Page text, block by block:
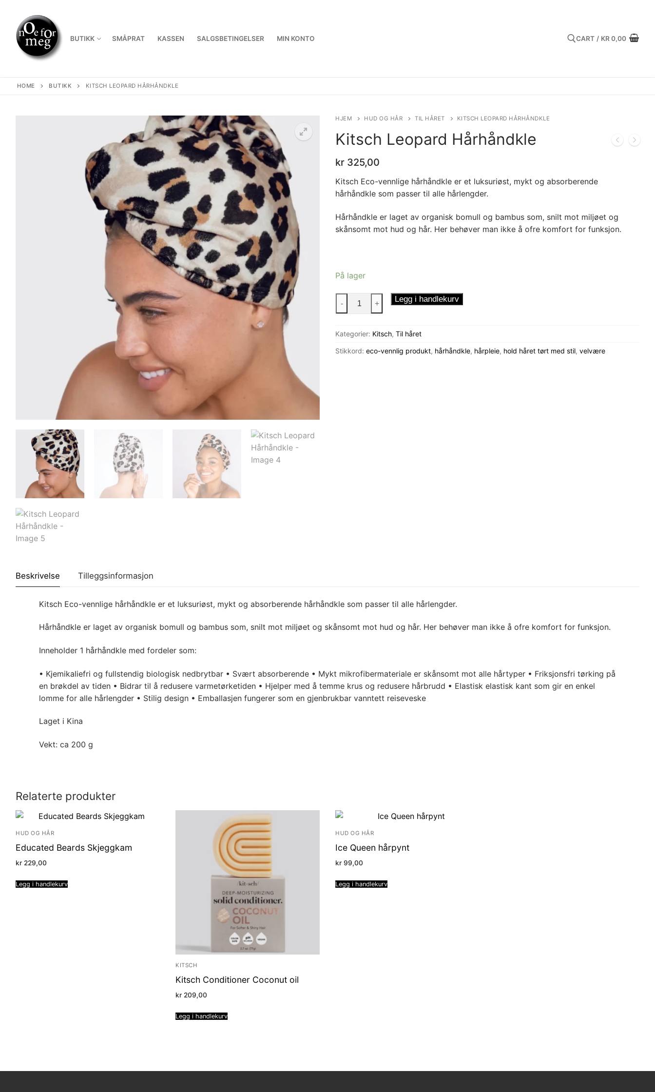
content
BUTIKK SMÅPRAT KASSEN SALGSBETINGELSER MIN KONTO CART / KR 0,00
HOME BUTIKK KITSCH LEOPARD HÅRHÅNDKLE
HJEM HUD OG HÅR TIL HÅRET KITSCH LEOPARD HÅRHÅNDKLE
Kitsch Leopard Hårhåndkle
kr 325,00
Kitsch Eco-vennlige hårhåndkle er et luksuriøst, mykt og absorberende
hårhåndkle som passer til alle hårlengder.
Hårhåndkle er laget av organisk bomull og bambus som, snilt mot miljøet og
skånsomt mot hud og hår. Her behøver man ikke å ofre komfort for funksjon.
På lager
Leopard
antall
- + Legg i handlekurv
Kategorier: Kitsch, Til håret
Stikkord: eco-vennlig produkt, hårhåndkle, hårpleie, hold håret tørt med stil, velvære
Beskrivelse Tilleggsinformasjon
Kitsch Eco-vennlige hårhåndkle er et luksuriøst, mykt og absorberende hårhåndkle som passer til alle hårlengder.
Hårhåndkle er laget av organisk bomull og bambus som, snilt mot miljøet og skånsomt mot hud og hår. Her behøver man ikke å ofre komfort for funksjon.
Inneholder 1 hårhåndkle med fordeler som:
• Kjemikaliefri og fullstendig biologisk nedbrytbar • Svært absorberende • Mykt mikrofibermateriale er skånsomt mot alle hårtyper • Friksjonsfri tørking på
en brøkdel av tiden • Bidrar til å redusere varmetørketiden • Hjelper med å temme krus og redusere hårbrudd • Elastisk elastisk kant som gir en enkel
lomme for alle hårlengder • Stilig design • Emballasjen fungerer som en gjenbrukbar vanntett reiseveske
Laget i Kina
Vekt: ca 200 g
Relaterte produkter
HUD OG HÅR
Educated Beards Skjeggkam
kr 229,00
Legg i handlekurv
KITSCH
Kitsch Conditioner Coconut oil
kr 209,00
Legg i handlekurv
HUD OG HÅR
Ice Queen hårpynt
kr 99,00
Legg i handlekurv